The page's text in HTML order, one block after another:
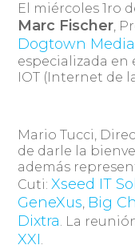
El miércoles 1ro
Marc Fischer,
Dogtown Media
especializada en
IOT (Internet de
Mario Tucci,
de darle la
además
Cuti:Xseed IT
GeneXus, Big
Dixtra. La
XXI.